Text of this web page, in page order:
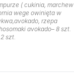
( cukinia, marchew
wege owinięta w
rzepa
avokado– 8 szt.
szt.